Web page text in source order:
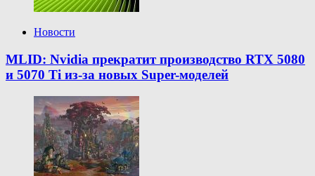
Новости
MLID: Nvidia прекратит производство RTX 5080
и 5070 Ti из-за новых Super-моделей